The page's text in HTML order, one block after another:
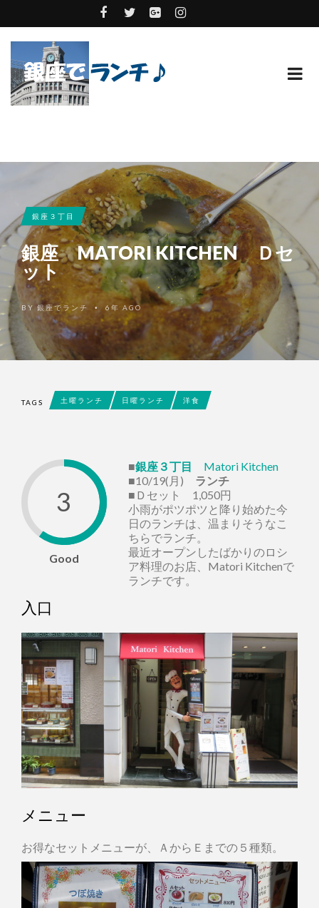
銀座３丁目
銀座 MATORI KITCHEN Ｄセ
ット
BY 銀座でランチ • 6年 AGO
TAGS 土曜ランチ 日曜ランチ 洋食
3
Good
■銀座３丁目
Matori Kitchen
■10/19(月) ランチ
■Ｄセット 1,050円
小雨がポツポツと降り始めた今
日のランチは、温まりそうなこ
ちらでランチ。
最近オープンしたばかりのロシ
ア料理のお店、Matori Kitchenで
ランチです。
入口
メニュー
お得なセットメニューが、ＡからＥまでの５種類。